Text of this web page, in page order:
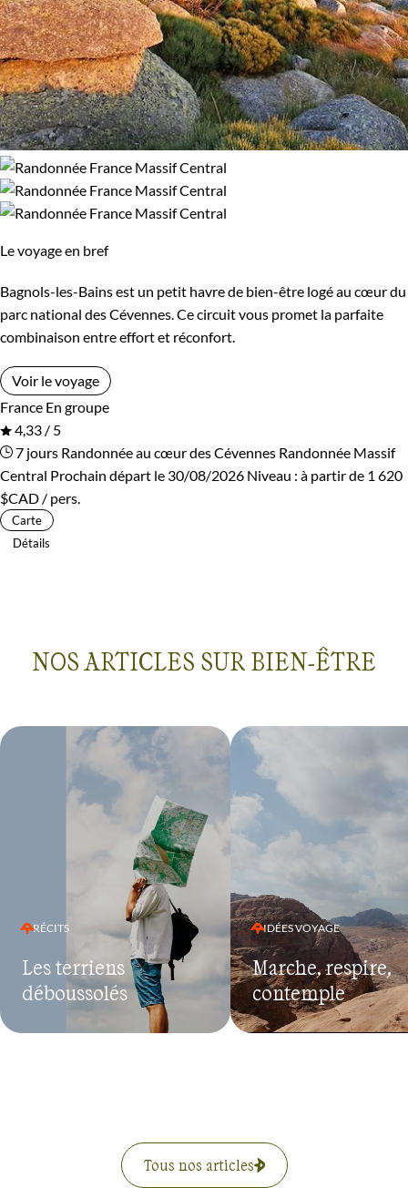
Le voyage en bref
Bagnols-les-Bains est un petit havre de bien-être logé au cœur du
parc national des Cévennes. Ce circuit vous promet la parfaite
combinaison entre effort et réconfort.
Voir le voyage
France En groupe
4,33 / 5
7 jours Randonnée au cœur des Cévennes Randonnée Massif
Central Prochain départ le 30/08/2026 Niveau : à partir de 1 620
$CAD / pers.
Carte
Détails
NOS ARTICLES SUR BIEN-ÊTRE
RÉCITS
Les terriens
déboussolés
IDÉES VOYAGE
Marche, respire,
contemple
Tous nos articles